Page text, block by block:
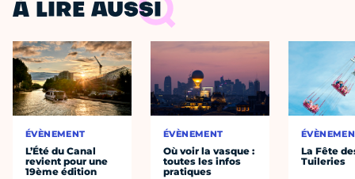
À LIRE AUSSI
ÉVÈNEMENT
L’Été du Canal
revient pour une
19ème édition
ÉVÈNEMENT
Où voir la vasque :
toutes les infos
pratiques
La Fête
Tuileries